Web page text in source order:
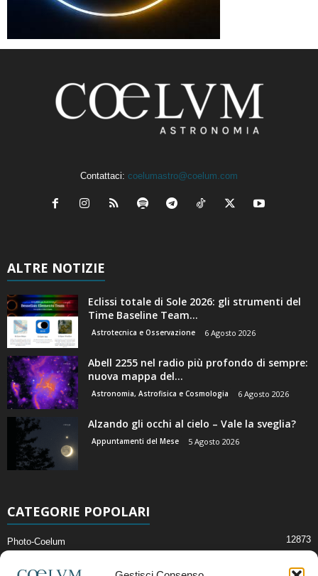
Contattaci: coelumastro@coelum.com
ALTRE NOTIZIE
Eclissi totale di Sole 2026: gli strumenti del
Time Baseline Team...
Astrotecnica e Osservazione 6 Agosto 2026
Abell 2255 nel radio più profondo di sempre:
nuova mappa del...
Astronomia, Astrofisica e Cosmologia 6 Agosto 2026
Alzando gli occhi al cielo – Vale la sveglia?
Appuntamenti del Mese 5 Agosto 2026
CATEGORIE POPOLARI
Photo-Coelum 12873